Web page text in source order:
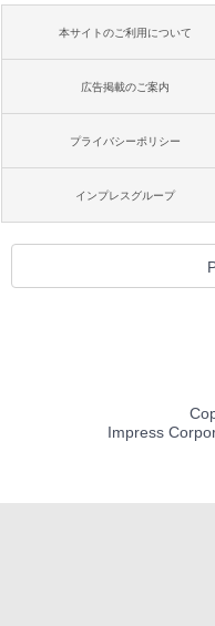
本サイトのご利用について
広告掲載のご案内
プライバシーポリシー
インプレスグループ
Impress